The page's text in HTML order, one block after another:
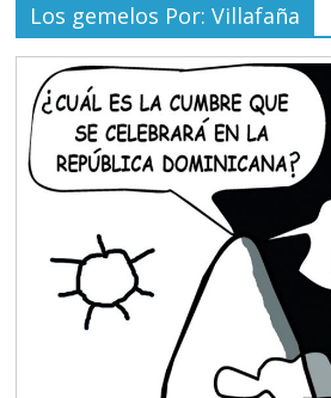
Los gemelos Por: Villafaña